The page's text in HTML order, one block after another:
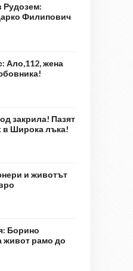
Рудозем:
Филипович
Ало,112, жена
закрила! Пазят
в Широка лъка!
и животът
Борино
живот рамо до